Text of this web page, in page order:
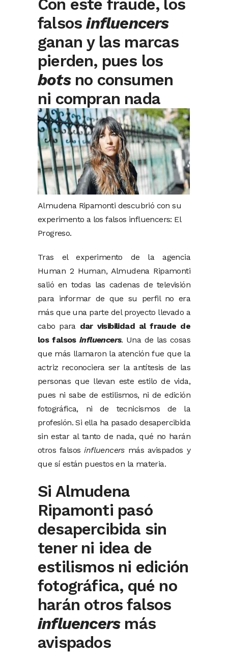
Con este fraude, los
falsosinfluencers
ganan y las marcas
pierden, pues los
botsno consumen
ni compran nada
Almudena Ripamonti descubrió con su
experimento a los falsos influencers: El
Progreso.
Tras el experimento de la agencia
Human 2 Human, Almudena Ripamonti
salió en todas las cadenas de televisión
para informar de que su perfil no era
más que una parte del proyecto llevado a
cabo para dar visibilidad al fraude de
los falsosinfluencers. Una de las cosas
que más llamaron la atención fue que la
actriz reconociera ser la antítesis de las
personas que llevan este estilo de vida,
pues ni sabe de estilismos, ni de edición
fotográfica, ni de tecnicismos de la
profesión. Si ella ha pasado desapercibida
sin estar al tanto de nada, qué no harán
otros falsosinfluencersmás avispados y
que sí están puestos en la materia.
Si Almudena
Ripamonti pasó
desapercibida sin
tener ni idea de
estilismos ni edición
fotográfica, qué no
harán otros falsos
influencersmás
avispados